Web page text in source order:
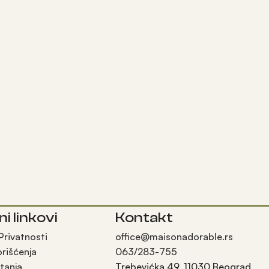
linkovi Kontakt
office@maisonadorable.rs
063/283-755
Trebevićka 49, 11030 Beograd